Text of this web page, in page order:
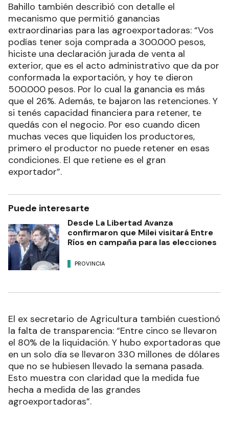
Bahillo también describió con detalle el
mecanismo que permitió ganancias
extraordinarias para las agroexportadoras: “Vos
podías tener soja comprada a 300.000 pesos,
hiciste una declaración jurada de venta al
exterior, que es el acto administrativo que da por
conformada la exportación, y hoy te dieron
500.000 pesos. Por lo cual la ganancia es más
que el 26%. Además, te bajaron las retenciones. Y
si tenés capacidad financiera para retener, te
quedás con el negocio. Por eso cuando dicen
muchas veces que liquiden los productores,
primero el productor no puede retener en esas
condiciones. El que retiene es el gran
exportador”.
Puede interesarte
Desde La Libertad Avanza
confirmaron que Milei visitará Entre
Ríos en campaña para las elecciones
PROVINCIA
El ex secretario de Agricultura también cuestionó
la falta de transparencia: “Entre cinco se llevaron
el 80% de la liquidación. Y hubo exportadoras que
en un solo día se llevaron 330 millones de dólares
que no se hubiesen llevado la semana pasada.
Esto muestra con claridad que la medida fue
hecha a medida de las grandes
agroexportadoras”.